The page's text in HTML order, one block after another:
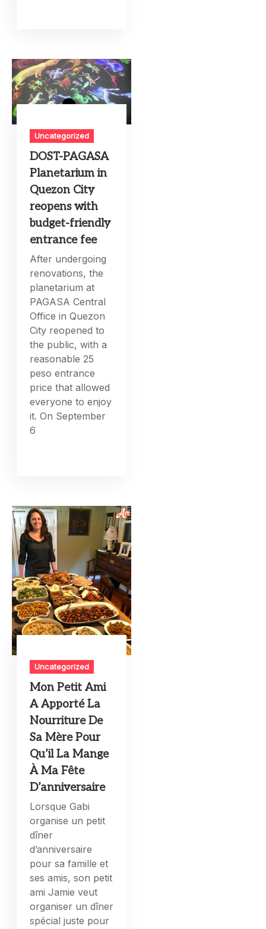
Uncategorized
DOST-PAGASA
Planetarium in
Quezon City
reopens with
budget-friendly
entrance fee
After undergoing
renovations, the
planetarium at
PAGASA Central
Office in Quezon
City reopened to
the public, with a
reasonable 25
peso entrance
price that allowed
everyone to enjoy
it. On September
6
Uncategorized
Mon Petit Ami
A Apporté La
Nourriture De
Sa Mère Pour
Qu’il La Mange
À Ma Fête
D’anniversaire
Lorsque Gabi
organise un petit
dîner
d’anniversaire
pour sa famille et
ses amis, son petit
ami Jamie veut
organiser un dîner
spécial juste pour